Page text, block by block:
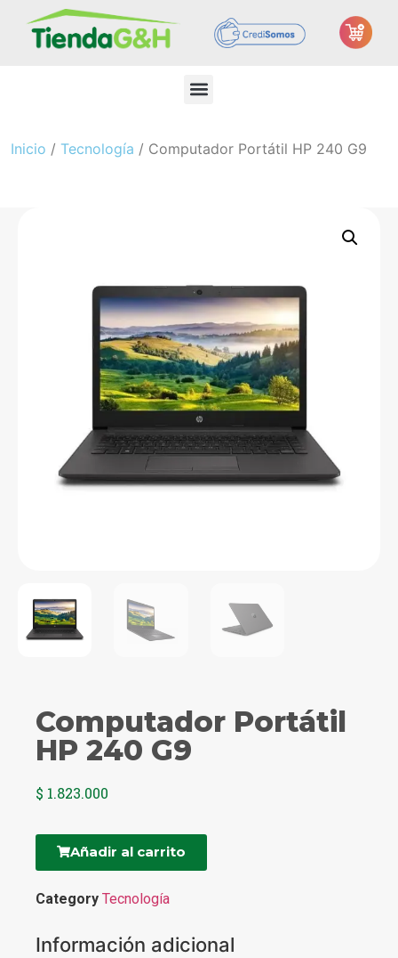
Inicio / Tecnología / Computador Portátil HP 240 G9
Computador Portátil
HP 240 G9
$ 1.823.000
Añadir al carrito
Category Tecnología
Información adicional